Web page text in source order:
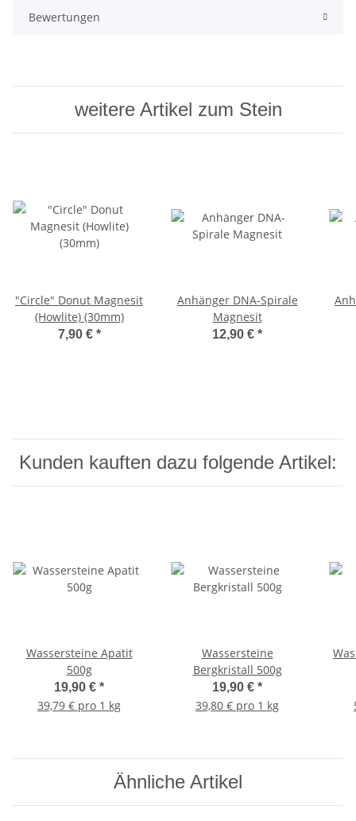
Bewertungen
weitere Artikel zum Stein
"Circle" Donut Magnesit
(Howlite) (30mm)
7,90 € *
Anhänger DNA-Spirale
Magnesit
12,90 € *
Kunden kauften dazu folgende Artikel:
Wassersteine Apatit
500g
19,90 € *
39,79 € pro 1 kg
Wassersteine
Bergkristall 500g
19,90 € *
39,80 € pro 1 kg
Ähnliche Artikel